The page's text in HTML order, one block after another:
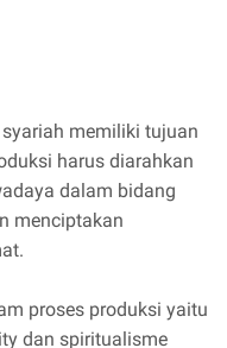
memiliki tujuan
harus diarahkan
dalam bidang
menciptakan
proses produksi yaitu
dan spiritualisme